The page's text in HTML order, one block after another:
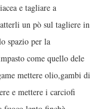
e tagliare a
un pò sul tagliere in
spazio per la
come quello dele
mettere olio,gambi di
e mettere i carciofi